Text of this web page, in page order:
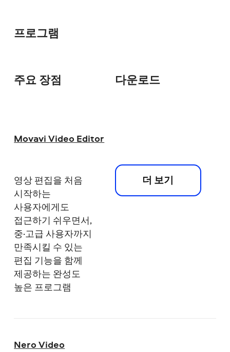
프로그램
주요 장점 다운로드
Movavi Video Editor
영상 편집을 처음
시작하는
사용자에게도
접근하기 쉬우면서,
중·고급 사용자까지
만족시킬 수 있는
편집 기능을 함께
제공하는 완성도
높은 프로그램
더 보기
Nero Video